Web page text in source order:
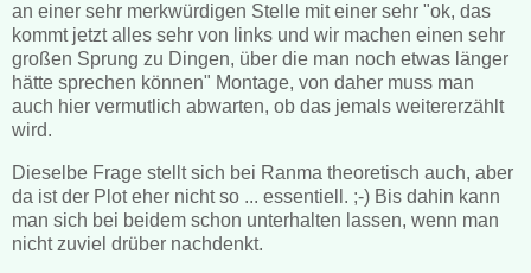
an einer sehr merkwürdigen Stelle mit einer sehr "ok, das
kommt jetzt alles sehr von links und wir machen einen sehr
großen Sprung zu Dingen, über die man noch etwas länger
hätte sprechen können" Montage, von daher muss man
auch hier vermutlich abwarten, ob das jemals weitererzählt
wird.
Dieselbe Frage stellt sich bei Ranma theoretisch auch, aber
da ist der Plot eher nicht so ... essentiell. ;-) Bis dahin kann
man sich bei beidem schon unterhalten lassen, wenn man
nicht zuviel drüber nachdenkt.